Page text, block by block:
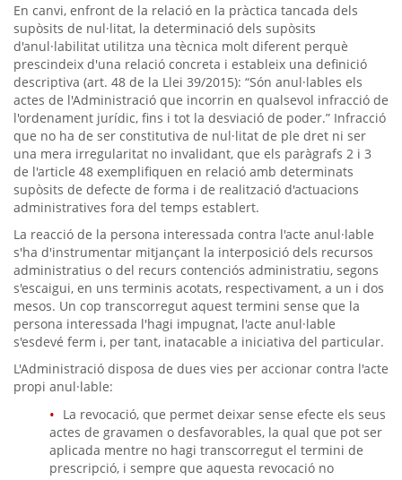
En canvi, enfront de la relació en la pràctica tancada dels
supòsits de nul·litat, la determinació dels supòsits
d'anul·labilitat utilitza una tècnica molt diferent perquè
prescindeix d'una relació concreta i estableix una definició
descriptiva (art. 48 de la Llei 39/2015): “Són anul·lables els
actes de l'Administració que incorrin en qualsevol infracció de
l'ordenament jurídic, fins i tot la desviació de poder.” Infracció
que no ha de ser constitutiva de nul·litat de ple dret ni ser
una mera irregularitat no invalidant, que els paràgrafs 2 i 3
de l'article 48 exemplifiquen en relació amb determinats
supòsits de defecte de forma i de realització d'actuacions
administratives fora del temps establert.
La reacció de la persona interessada contra l'acte anul·lable
s'ha d'instrumentar mitjançant la interposició dels recursos
administratius o del recurs contenciós administratiu, segons
s'escaigui, en uns terminis acotats, respectivament, a un i dos
mesos. Un cop transcorregut aquest termini sense que la
persona interessada l'hagi impugnat, l'acte anul·lable
s'esdevé ferm i, per tant, inatacable a iniciativa del particular.
L'Administració disposa de dues vies per accionar contra l'acte
propi anul·lable:
La revocació, que permet deixar sense efecte els seus
actes de gravamen o desfavorables, la qual que pot ser
aplicada mentre no hagi transcorregut el termini de
prescripció, i sempre que aquesta revocació no